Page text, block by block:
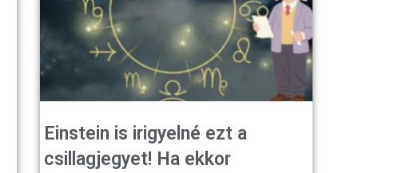
Einstein is irigyelné ezt a
csillagjegyet! Ha ekkor